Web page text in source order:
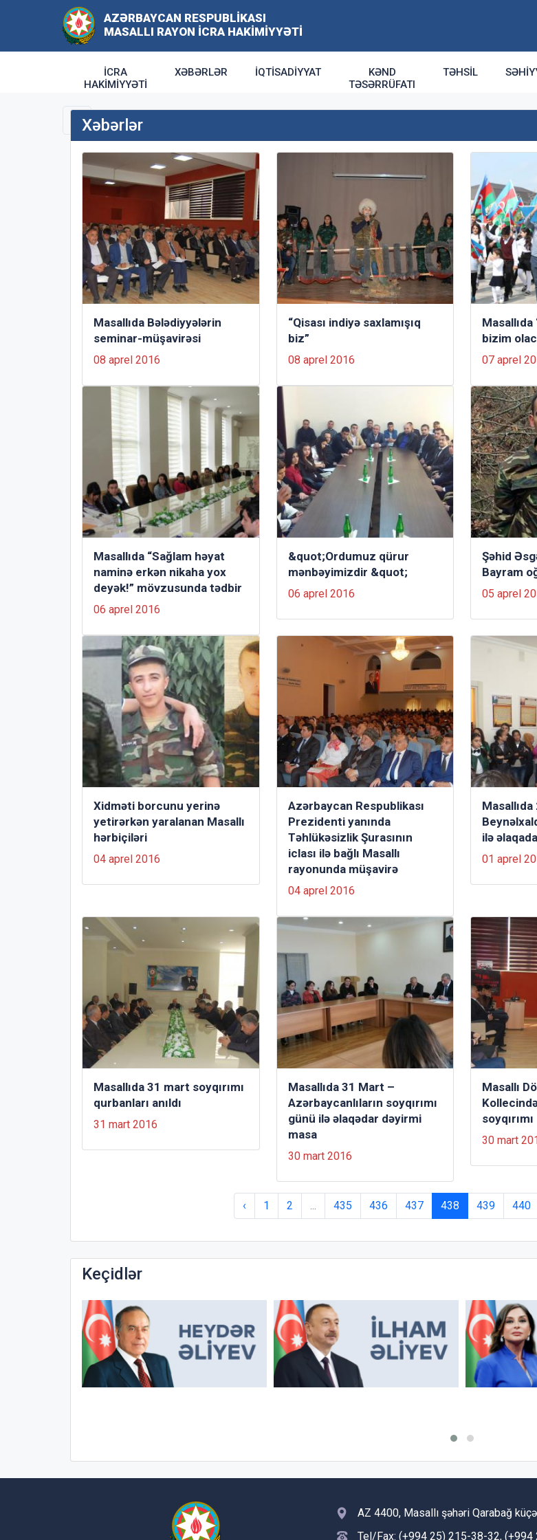
AZƏRBAYCAN RESPUBLIKASI
MASALLI RAYON İCRA HAKIMIYYƏTI
İCRA
HAKIMIYYƏTI
XƏBƏRLƏR İQTISADIYYAT
KƏND
TƏSƏRRÜFATI
TƏHSIL
Xəbərlər
Masallıda Bələdiyyələrin
seminar-müşavirəsi
08 aprel 2016
“Qisası indiyə saxlamışıq
biz”
08 aprel 2016
bizim
07 aprel
Masallıda “Sağlam həyat
naminə erkən nikaha yox
deyək!” mövzusunda tədbir
06 aprel 2016
&quot;Ordumuz qürur
mənbəyimizdir &quot;
06 aprel 2016
Şəhid
Bayram
05 aprel
Xidməti borcunu yerinə
yetirərkən yaralanan Masallı
hərbiçiləri
04 aprel 2016
Azərbaycan Respublikası
Prezidenti yanında
Təhlükəsizlik Şurasının
iclası ilə bağlı Masallı
rayonunda müşavirə
04 aprel 2016
ilə
01 aprel
Masallıda 31 mart soyqırımı
qurbanları anıldı
31 mart 2016
Masallıda 31 Mart –
Azərbaycanlıların soyqırımı
günü ilə əlaqədar dəyirmi
masa
30 mart 2016
Masallı
soyqırımı
30 mart
‹ 1 2 ... 435 436 437 438 439 440
Keçidlər
AZ 4400, Masallı şəhəri Qarabağ
Tel/Fax: (+994 25) 215-38-32,